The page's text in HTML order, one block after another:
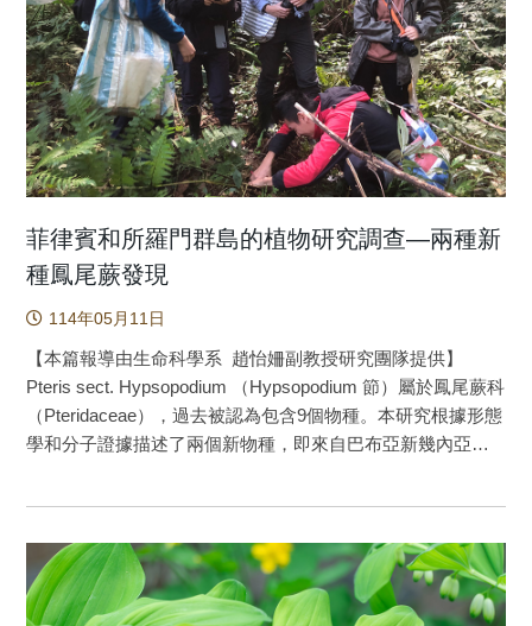
菲律賓和所羅門群島的植物研究調查—兩種新
種鳳尾蕨發現
114年05月11日
【本篇報導由生命科學系 趙怡姍副教授研究團隊提供】
Pteris sect. Hypsopodium （Hypsopodium 節）屬於鳳尾蕨科
（Pteridaceae），過去被認為包含9個物種。本研究根據形態
學和分子證據描述了兩個新物種，即來自巴布亞新幾內亞和
鑑定特徵的照片。此外，透過這兩個新物種的確認，以及其
他三個物種（Pteris mertensioides、P. polylepis 和P.
quinquepartita）的親緣關係分析，研究團隊確認